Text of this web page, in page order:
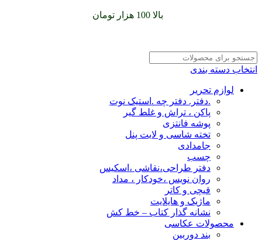
بالا 100 هزار تومان
انتخاب دسته بندی
لوازم تحریر
.دفتر. دفتر چه .استیک نوت
پاکن ، تراش و غلط گیر
پوشه فانتزی
تخته شاسی و لایت پنل
جامدادی
چسب
دفتر طراحی،نقاشی ،اسکیس
روان نویس ،خودکار ، مداد
قیچی و کاتر
ماژیک و هایلایت
نشانه گذار کتاب – خط کش
محصولات عکاسی
بند دوربین